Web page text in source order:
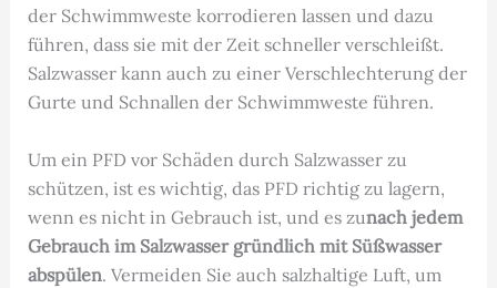
der Schwimmweste korrodieren lassen und dazu
führen, dass sie mit der Zeit schneller verschleißt.
Salzwasser kann auch zu einer Verschlechterung der
Gurte und Schnallen der Schwimmweste führen.
Um ein PFD vor Schäden durch Salzwasser zu
schützen, ist es wichtig, das PFD richtig zu lagern,
wenn es nicht in Gebrauch ist, und es zunach jedem
Gebrauch im Salzwasser gründlich mit Süßwasser
abspülen. Vermeiden Sie auch salzhaltige Luft, um